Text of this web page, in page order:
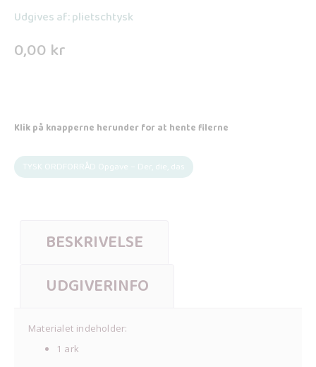
Udgives af: plietschtysk
0,00 kr
Klik på knapperne herunder for at hente filerne
TYSK ORDFORRÅD Opgave – Der, die, das
BESKRIVELSE
UDGIVERINFO
Materialet indeholder:
1 ark